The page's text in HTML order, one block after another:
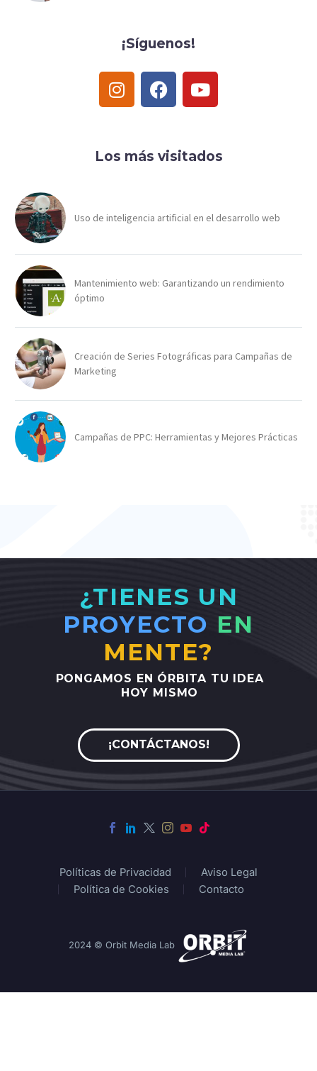
¡Síguenos!
Los más visitados
Uso de inteligencia artificial en el desarrollo web
Mantenimiento web: Garantizando un rendimiento
óptimo
Creación de Series Fotográficas para Campañas de
Marketing
Campañas de PPC: Herramientas y Mejores Prácticas
¿TIENES UN
PROYECTO EN
MENTE?
PONGAMOS EN ÓRBITA TU IDEA
HOY MISMO
¡CONTÁCTANOS!
Políticas de Privacidad
Aviso Legal
Política de Cookies
Contacto
2024 © Orbit Media Lab